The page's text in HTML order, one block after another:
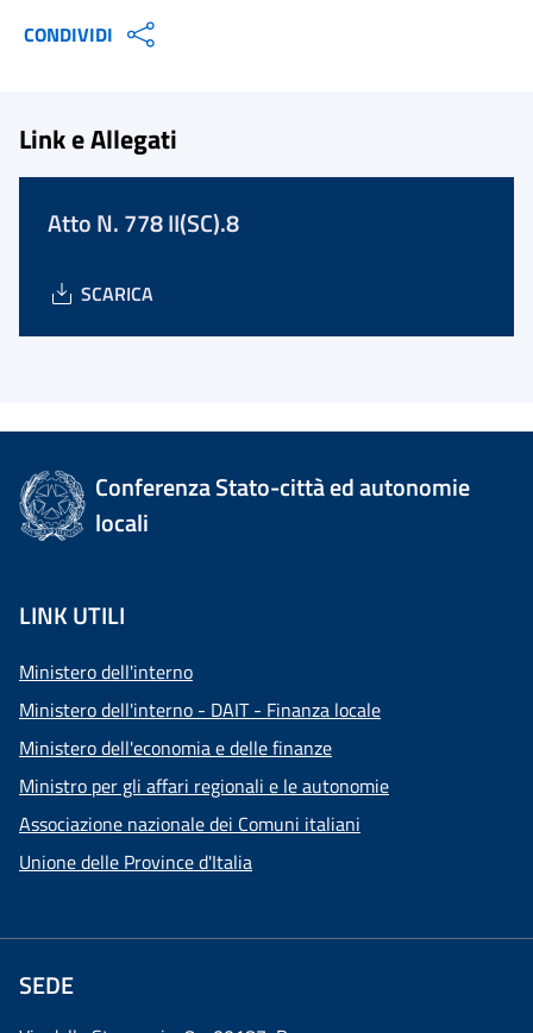
CONDIVIDI
Link e Allegati
Atto N. 778 II(SC).8
SCARICA
Conferenza Stato-città ed autonomie
locali
LINK UTILI
Ministero dell'interno
Ministero dell'interno - DAIT - Finanza locale
Ministero dell'economia e delle finanze
Ministro per gli affari regionali e le autonomie
Associazione nazionale dei Comuni italiani
Unione delle Province d'Italia
SEDE